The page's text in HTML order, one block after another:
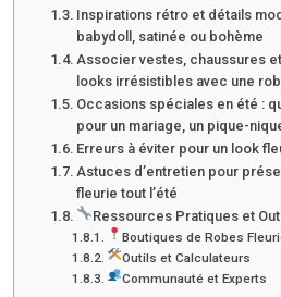
Inspirations rétro et détails
babydoll, satinée ou bohème
Associer vestes, chaussures
looks irrésistibles avec une
Occasions spéciales en été :
pour un mariage, un pique-
Erreurs à éviter pour un look
Astuces d’entretien pour
fleurie tout l’été
Ressources Pratiques et
Boutiques de Robes
Outils et Calculateurs
Communauté et Experts